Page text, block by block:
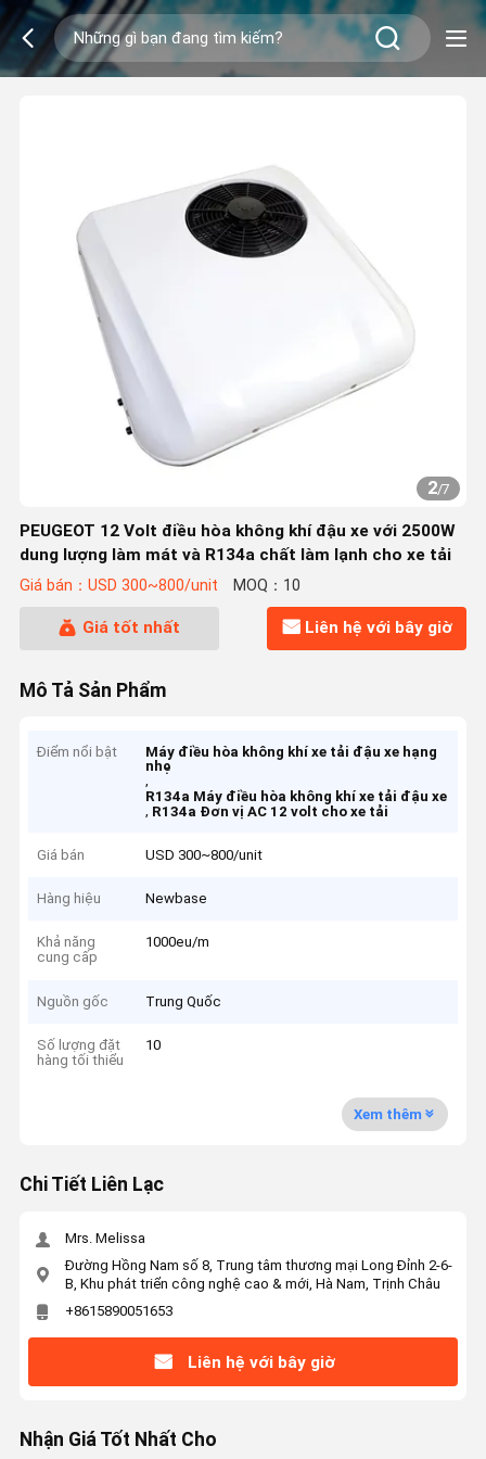
2/7
PEUGEOT 12 Volt điều hòa không khí đậu xe với 2500W
dung lượng làm mát và R134a chất làm lạnh cho xe tải
Giá bán：USD 300~800/unit MOQ：10
Giá tốt nhất Liên hệ với bây giờ
Mô Tả Sản Phẩm
Điểm nổi bật
Máy điều hòa không khí xe tải đậu xe hạng
nhẹ
,
R134a Máy điều hòa không khí xe tải đậu xe
, R134a Đơn vị AC 12 volt cho xe tải
Giá bán USD 300~800/unit
Hàng hiệu Newbase
Khả năng
cung cấp
1000eu/m
Nguồn gốc Trung Quốc
Số lượng đặt
hàng tối thiểu
10
Xem thêm
Chi Tiết Liên Lạc
Mrs. Melissa
Đường Hồng Nam số 8, Trung tâm thương mại Long Đỉnh 2-6-
B, Khu phát triển công nghệ cao & mới, Hà Nam, Trịnh Châu
+8615890051653
Liên hệ với bây giờ
Nhận Giá Tốt Nhất Cho